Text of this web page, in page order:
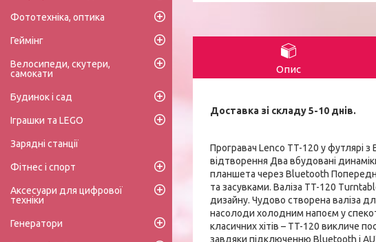
Опис
Доставка зі складу 5-10 днів.
Програвач Lenco TT-120 у футлярі
відтворення Два вбудовані
планшета через Bluetooth
та засувками. Валіза TT-120
дизайну. Чудово створена валіза
насолоди холодним напоєм у
класичних хітів – TT-120 викличе
завдяки підключенню Bluetooth і
Фототехніка, оптика
Геймінг
Велосипеди, скутери,
самокати
Будинок і сад
Іграшки та LEGO
Зарядні станції
Фітнес і спорт
Аксесуари для цифрової
техніки
Генератори